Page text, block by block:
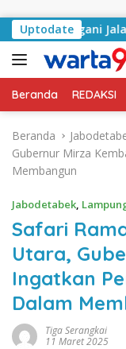
Uptodate
Tangani Jalan RA
Beranda REDAKSI
Beranda
Gubernur Mirza
Membangun
Jabodetabek,
Safari
Utara,
Ingatkan
Dalam
Tiga Serangkai
11 Maret 2025